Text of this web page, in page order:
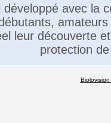
avec la
leur découverte
protection
Biolovision